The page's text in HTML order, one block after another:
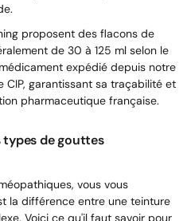
proposent des flacons de
de 30 à 125 ml selon le
expédié depuis notre
garantissant sa traçabilité et
pharmaceutique française.
de gouttes
vous vous
la différence entre une teinture
Voici ce qu'il faut savoir pour